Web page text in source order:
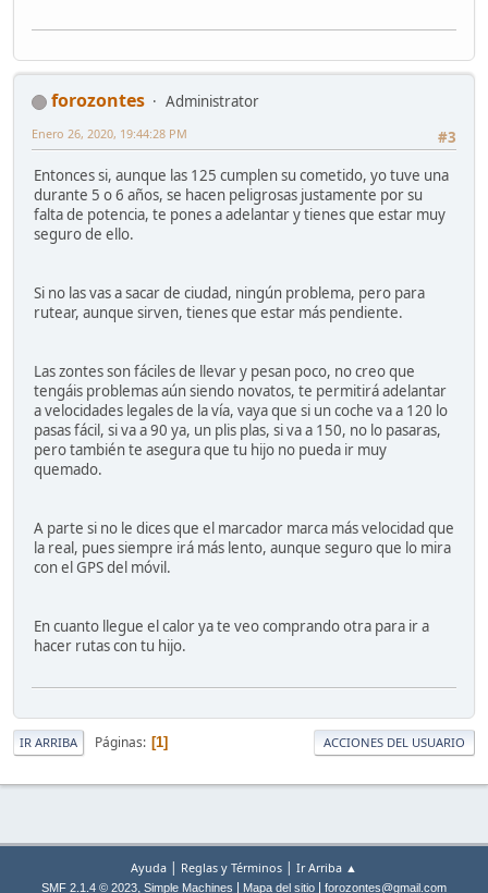
forozontes
Administrator
#3
Enero 26, 2020, 19:44:28 PM
Entonces si, aunque las 125 cumplen su cometido, yo tuve una
durante 5 o 6 años, se hacen peligrosas justamente por su
falta de potencia, te pones a adelantar y tienes que estar muy
seguro de ello.
Si no las vas a sacar de ciudad, ningún problema, pero para
rutear, aunque sirven, tienes que estar más pendiente.
Las zontes son fáciles de llevar y pesan poco, no creo que
tengáis problemas aún siendo novatos, te permitirá adelantar
a velocidades legales de la vía, vaya que si un coche va a 120 lo
pasas fácil, si va a 90 ya, un plis plas, si va a 150, no lo pasaras,
pero también te asegura que tu hijo no pueda ir muy
quemado.
A parte si no le dices que el marcador marca más velocidad que
la real, pues siempre irá más lento, aunque seguro que lo mira
con el GPS del móvil.
En cuanto llegue el calor ya te veo comprando otra para ir a
hacer rutas con tu hijo.
IR ARRIBA Páginas 1 ACCIONES DEL USUARIO
Ayuda Reglas y Términos Ir Arriba ▲
SMF 2.1.4 © 2023, Simple Machines Mapa del sitio forozontes@gmail.com